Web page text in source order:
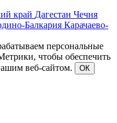
край Дагестан Чечня
Балкария Карачаево-
персональные
чтобы обеспечить
веб-сайтом.
ОК